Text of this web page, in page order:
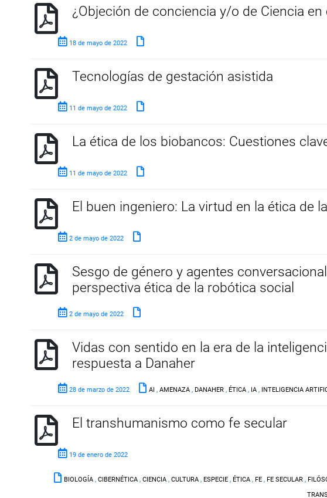
¿Objeción de conciencia y/o de Ciencia
18 de mayo de 2022
Tecnologías de gestación asistida
11 de mayo de 2022
La ética de los biobancos: Cuestiones
11 de mayo de 2022
El buen ingeniero: La virtud en la ética de
2 de mayo de 2022
Sesgo de género y agentes
perspectiva ética de la robótica social
2 de mayo de 2022
Vidas con sentido en la era de la
respuesta a Danaher
28 de marzo de 2022 AI , AMENAZA , DANAHER , ÉTICA , IA , INTELIGENCIA
El transhumanismo como fe secular
19 de enero de 2022
BIOLOGÍA, CIBERNÉTICA, CIENCIA, CULTURA, ESPECIE, ÉTICA, FE, FE SECULAR,